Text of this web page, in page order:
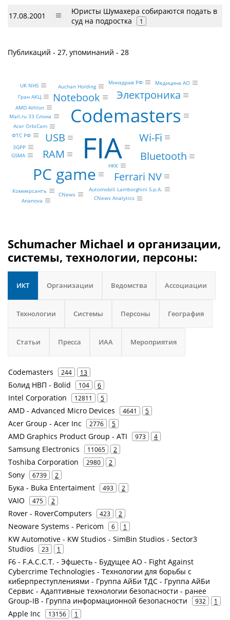
17.08.2001
Юристы Шумахера собираются подать в
суд на подростка
1
Публикаций - 27, упоминаний - 28
FIA
Codemasters
PC game Ferrari NV
Bluetooth
Wi-Fi
USB
Электроника
Notebook
RAM
Mail.ru 33 Слона
Гран АКЦ
Acer OrbiCam
AMD Athlon
НКК
Коммерсантъ
CNews
Automobili Lamborghini S.p.A.
Auchan Holding Медицина АО
Минздрав РФ
UK NHS
ФТС РФ
3GPP
GSMA
Ananova CNews Analytics
Schumacher Michael и организации,
системы, технологии, персоны:
ИКТ Организации Ведомства Ассоциации
Технологии Системы Персоны География
Статьи Пресса ИАА Мероприятия
Codemasters 244 13
Болид НВП - Bolid 104 6
Intel Corporation 12811 5
AMD - Advanced Micro Devices 4641 5
Acer Group - Acer Inc 2776 5
AMD Graphics Product Group - ATI 973 4
Samsung Electronics 11065 2
Toshiba Corporation 2980 2
Sony 6739 2
Бука - Buka Entertaiment 493 2
VAIO 475 2
Rover - RoverComputers 423 2
Neoware Systems - Pericom 6 1
KW Automotive - KW Studios - SimBin Studios - Sector3
Studios
23 1
F6 - F.A.С.С.T. - Эфшесть - Будущее АО - Fight Against
Cybercrime Technologies - Технологии для борьбы с
киберпреступлениями - Группа АйБи ТДС - Группа АйБи
Сервис - Адаптивные технологии безопасности - ранее
Group-IB - Группа информационной безопасности
932 1
Apple Inc 13156 1